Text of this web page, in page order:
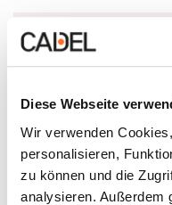
Diese Webseite
Wir verwenden
personalisieren,
zu können und die
analysieren. Außerdem
Benötigen Sie
die
telefonische Contact